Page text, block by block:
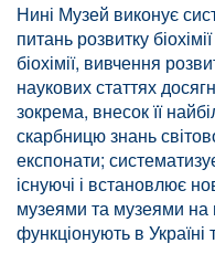
Нині Музей виконує
питань розвитку біохімії
біохімії, вивчення
наукових статтях
зокрема, внесок її
скарбницю знань
експонати;
існуючі і встановлює
музеями та музеями на
функціонують в